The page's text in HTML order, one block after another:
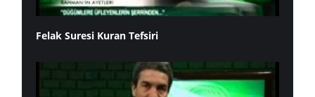
Felak Suresi Kuran Tefsiri